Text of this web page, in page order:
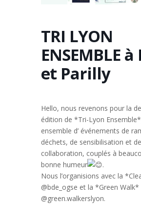
TRI LYON
ENSEMBLE
et Parilly
Hello, nous revenons pour la
édition de *Tri-Lyon
ensemble d’ événements de
déchets, de sensibilisation et de
collaboration, couplés à
bonne humeur
.
Nous l’organisions avec la
@bde_ogse et la *Green Walk*
@green.walkerslyon.